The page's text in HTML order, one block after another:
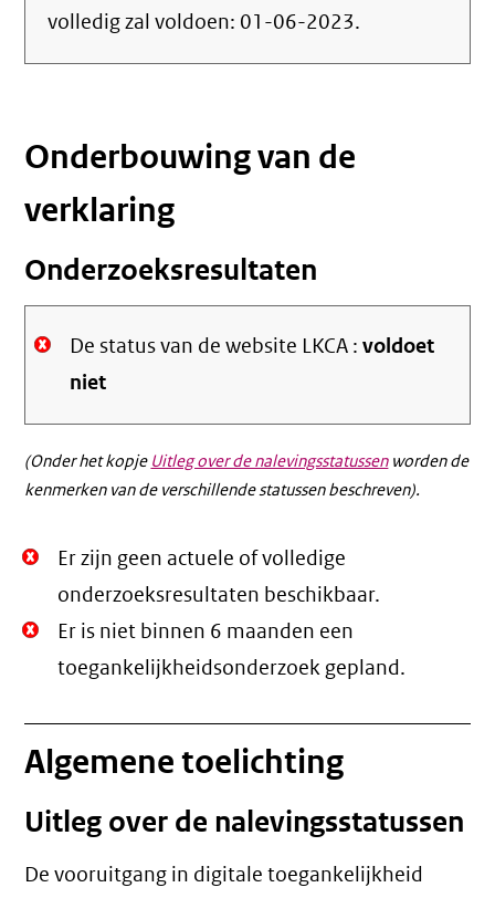
volledig zal voldoen: 01-06-2023.
Onderbouwing van de
verklaring
Onderzoeksresultaten
De status van de website LKCA :voldoet
niet
(Onder het kopje Uitleg over de nalevingsstatussenworden de
kenmerken van de verschillende statussen beschreven).
Niet
Oké.
Er zijn geen actuele of volledige
onderzoeksresultaten beschikbaar.
Niet
Oké.
Er is niet binnen 6 maanden een
toegankelijkheidsonderzoek gepland.
Algemene toelichting
Uitleg over de nalevingsstatussen
De vooruitgang in digitale toegankelijkheid